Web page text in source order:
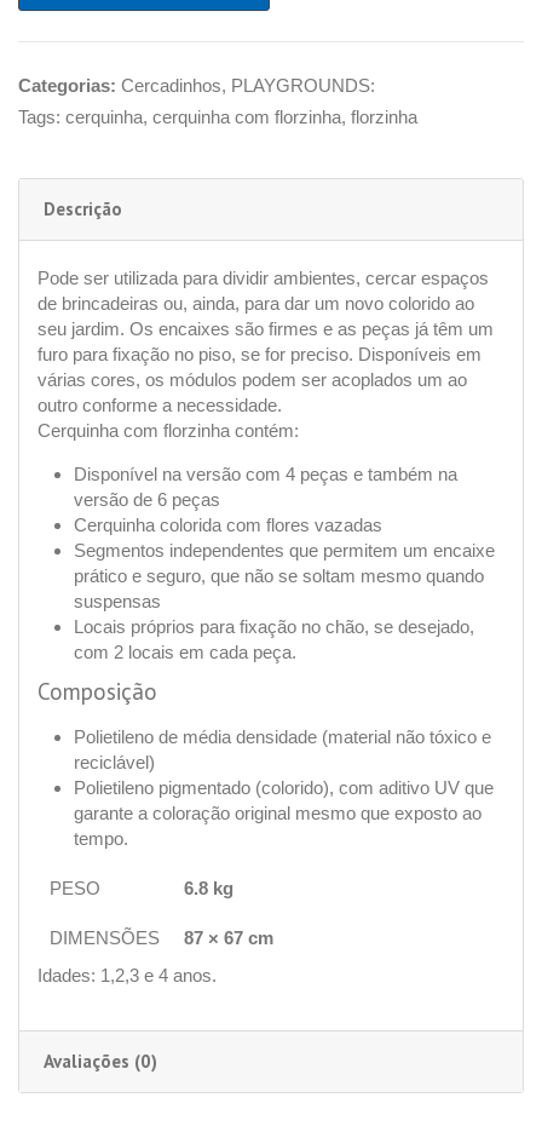
Categorias: Cercadinhos, PLAYGROUNDS:
Tags: cerquinha, cerquinha com florzinha, florzinha
Descrição
Pode ser utilizada para dividir ambientes, cercar espaços
de brincadeiras ou, ainda, para dar um novo colorido ao
seu jardim. Os encaixes são firmes e as peças já têm um
furo para fixação no piso, se for preciso. Disponíveis em
várias cores, os módulos podem ser acoplados um ao
outro conforme a necessidade.
Cerquinha com florzinha contém:
Disponível na versão com 4 peças e também na
versão de 6 peças
Cerquinha colorida com flores vazadas
Segmentos independentes que permitem um encaixe
prático e seguro, que não se soltam mesmo quando
suspensas
Locais próprios para fixação no chão, se desejado,
com 2 locais em cada peça.
Composição
Polietileno de média densidade (material não tóxico e
reciclável)
Polietileno pigmentado (colorido), com aditivo UV que
garante a coloração original mesmo que exposto ao
tempo.
PESO 6.8 kg
DIMENSÕES
87 × 67 cm
Idades: 1,2,3 e 4 anos.
Avaliações (0)